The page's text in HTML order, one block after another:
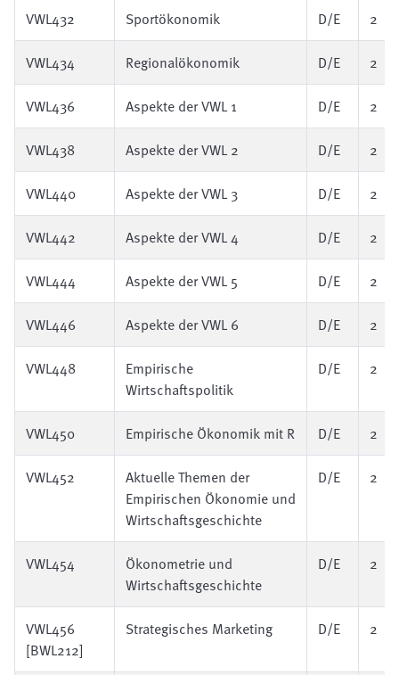
VWL432 Sportökonomik D/E 2
VWL434 Regionalökonomik D/E 2
VWL436 Aspekte der VWL 1 D/E 2
VWL438 Aspekte der VWL 2 D/E 2
VWL440 Aspekte der VWL 3 D/E 2
VWL442 Aspekte der VWL 4 D/E 2
VWL444 Aspekte der VWL 5 D/E 2
VWL446 Aspekte der VWL 6 D/E 2
VWL448
Empirische
Wirtschaftspolitik
D/E 2
VWL450 Empirische Ökonomik mit R D/E 2
VWL452
Aktuelle Themen der
Empirischen Ökonomie und
Wirtschaftsgeschichte
D/E 2
VWL454
Ökonometrie und
Wirtschaftsgeschichte
D/E 2
VWL456
[BWL212]
Strategisches Marketing D/E 2